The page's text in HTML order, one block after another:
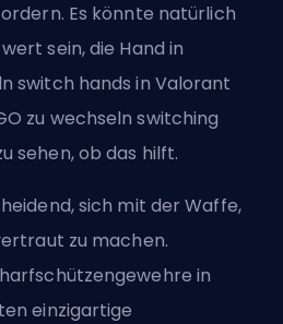
Es könnte natürlich
sein, die Hand in
switch hands in Valorant
zu wechselnswitching
sehen, ob das hilft.
sich mit der Waffe,
zu machen.
in
einzigartige